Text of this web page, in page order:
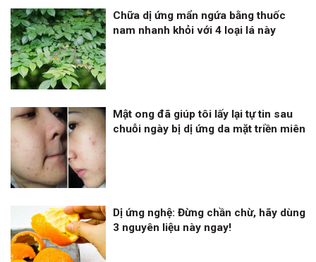
Chữa dị ứng mẩn ngứa bằng thuốc
nam nhanh khỏi với 4 loại lá này
Mật ong đã giúp tôi lấy lại tự tin sau
chuỗi ngày bị dị ứng da mặt triền miên
Dị ứng nghệ: Đừng chần chừ, hãy dùng
3 nguyên liệu này ngay!